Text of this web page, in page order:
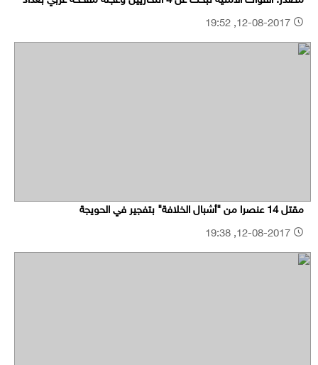
مقتل 14 عنصرا من "أشبال الخلافة" بتفجير في الحويجة